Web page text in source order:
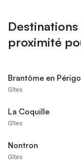
Destinations
proximité
Brantôme en
Gîtes
La Coquille
Gîtes
Nontron
Gîtes